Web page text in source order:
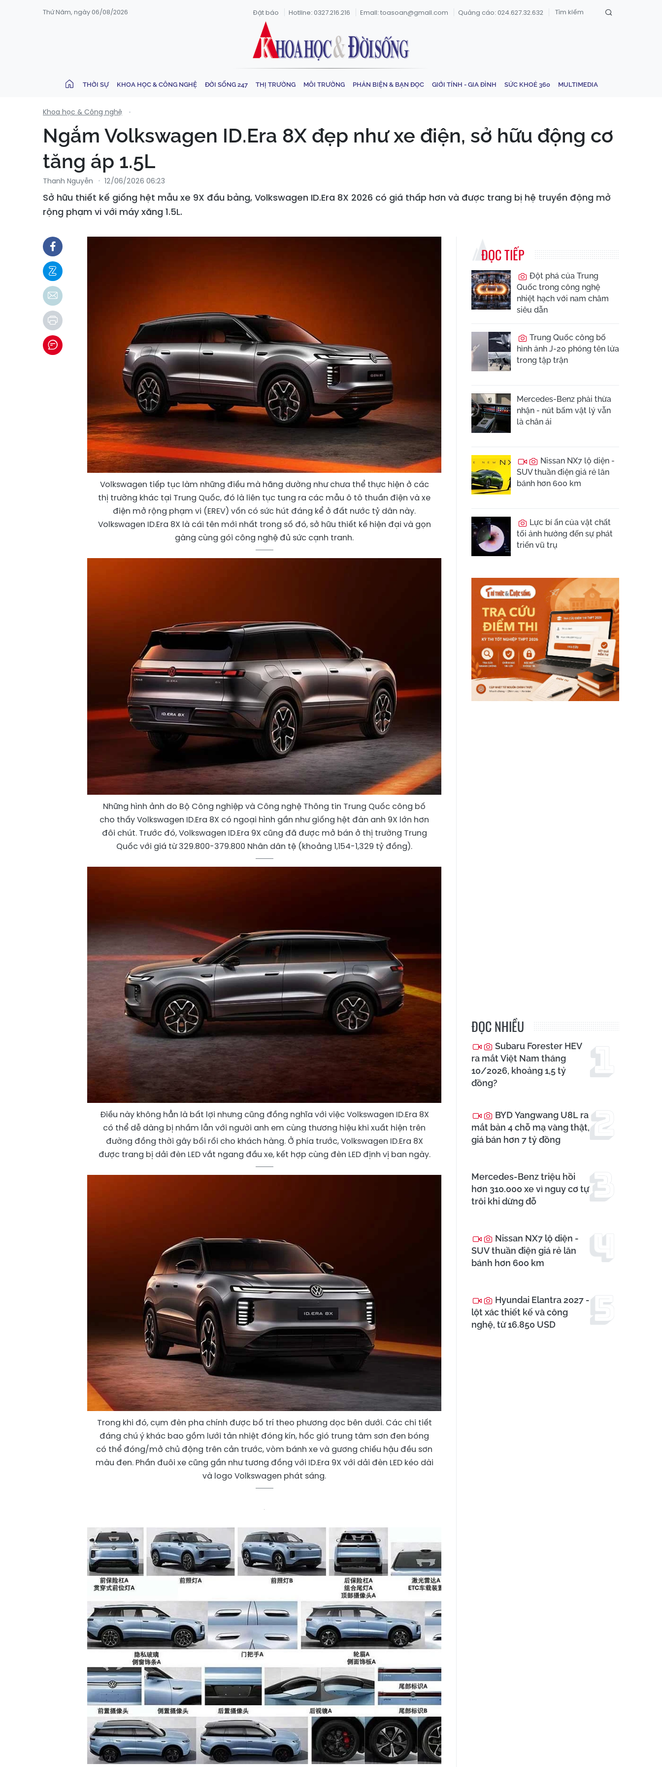
Thứ Năm, ngày 06/08/2026 Đặt báo Hotline: 0327.216.216 Email: toasoan@gmail.com Quảng cáo: 024.627.32.632
THỜI SỰ KHOA HỌC & CÔNG NGHỆ ĐỜI SỐNG 247 THỊ TRƯỜNG MÔI TRƯỜNG PHẢN BIỆN & BẠN ĐỌC GIỚI TÍNH - GIA ĐÌNH SỨC KHOẺ 360 MULTIMEDIA
Khoa học & Công nghệ
Ngắm Volkswagen ID.Era 8X đẹp như xe điện, sở hữu động cơ
tăng áp 1.5L
Thanh Nguyễn 12/06/2026 06:23
Sở hữu thiết kế giống hệt mẫu xe 9X đầu bảng, Volkswagen ID.Era 8X 2026 có giá thấp hơn và được trang bị hệ truyền động mở
rộng phạm vi với máy xăng 1.5L.
Volkswagen tiếp tục làm những điều mà hãng dường như chưa thể thực hiện ở các
thị trường khác tại Trung Quốc, đó là liên tục tung ra các mẫu ô tô thuần điện và xe
điện mở rộng phạm vi (EREV) vốn có sức hút đáng kể ở đất nước tỷ dân này.
Volkswagen ID.Era 8X là cái tên mới nhất trong số đó, sở hữu thiết kế hiện đại và gọn
gàng cùng gói công nghệ đủ sức cạnh tranh.
Những hình ảnh do Bộ Công nghiệp và Công nghệ Thông tin Trung Quốc công bố
cho thấy Volkswagen ID.Era 8X có ngoại hình gần như giống hệt đàn anh 9X lớn hơn
đôi chút. Trước đó, Volkswagen ID.Era 9X cũng đã được mở bán ở thị trường Trung
Quốc với giá từ 329.800-379.800 Nhân dân tệ (khoảng 1,154-1,329 tỷ đồng).
Điều này không hẳn là bất lợi nhưng cũng đồng nghĩa với việc Volkswagen ID.Era 8X
có thể dễ dàng bị nhầm lẫn với người anh em cùng thương hiệu khi xuất hiện trên
đường đồng thời gây bối rối cho khách hàng. Ở phía trước, Volkswagen ID.Era 8X
được trang bị dải đèn LED vắt ngang đầu xe, kết hợp cùng đèn LED định vị ban ngày.
Trong khi đó, cụm đèn pha chính được bố trí theo phương dọc bên dưới. Các chi tiết
đáng chú ý khác bao gồm lưới tản nhiệt đóng kín, hốc gió trung tâm sơn đen bóng
có thể đóng/mở chủ động trên cản trước, vòm bánh xe và gương chiếu hậu đều sơn
màu đen. Phần đuôi xe cũng gần như tương đồng với ID.Era 9X với dải đèn LED kéo dài
và logo Volkswagen phát sáng.
ĐỌC TIẾP
Đột phá của Trung
Quốc trong công nghệ
nhiệt hạch với nam châm
siêu dẫn
Trung Quốc công bố
hình ảnh J-20 phóng tên lửa
trong tập trận
Mercedes-Benz phải thừa
nhận - nút bấm vật lý vẫn
là chân ái
Nissan NX7 lộ diện -
SUV thuần điện giá rẻ lăn
bánh hơn 600 km
Lực bí ẩn của vật chất
tối ảnh hưởng đến sự phát
triển vũ trụ
ĐỌC NHIỀU
Subaru Forester HEV
ra mắt Việt Nam tháng
10/2026, khoảng 1,5 tỷ
đồng?
BYD Yangwang U8L ra
mắt bản 4 chỗ mạ vàng thật,
giá bán hơn 7 tỷ đồng
Mercedes-Benz triệu hồi
hơn 310.000 xe vì nguy cơ tự
trôi khi dừng đỗ
Nissan NX7 lộ diện -
SUV thuần điện giá rẻ lăn
bánh hơn 600 km
Hyundai Elantra 2027 -
lột xác thiết kế và công
nghệ, từ 16.850 USD